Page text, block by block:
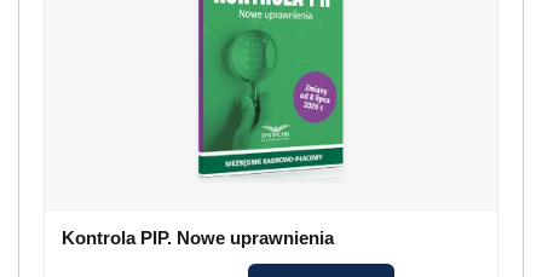
Kontrola PIP. Nowe uprawnienia